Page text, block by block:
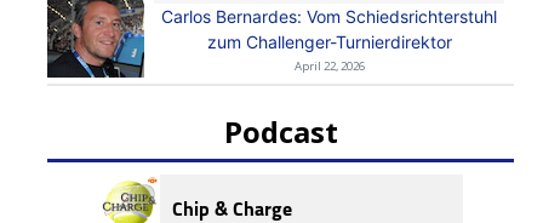
Carlos Bernardes: Vom Schiedsrichterstuhl
zum Challenger-Turnierdirektor
April 22, 2026
Podcast